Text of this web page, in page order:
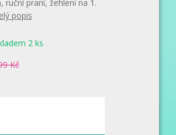
ruční praní, žehlení na 1.
popis
2 ks
Kč